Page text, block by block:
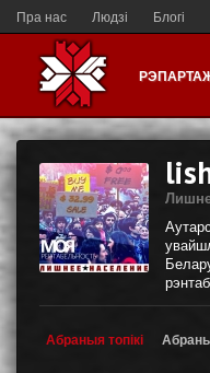
Пра нас Людзі Блогі
Абраныя топікі